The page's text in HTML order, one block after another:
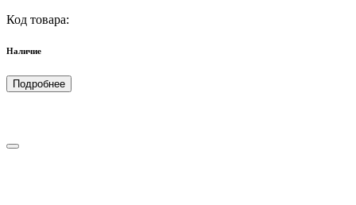
Код товара:
Наличие
Подробнее